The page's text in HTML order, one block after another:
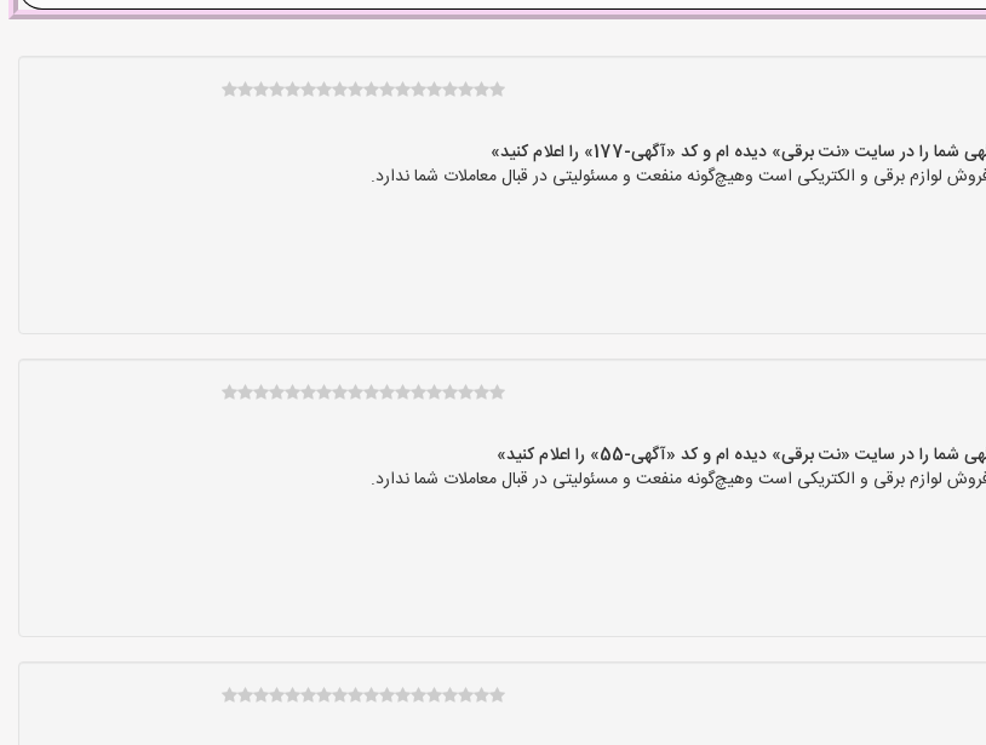
سایت «نت برقی» دیده ام و کد «آگهی-177» را اعلام کنید»
لوازم برقی و الکتریکی است وهیچ‌گونه منفعت و مسئولیتی در قبال معاملات شما ندارد.
در سایت «نت برقی» دیده ام و کد «آگهی-55» را اعلام کنید»
لوازم برقی و الکتریکی است وهیچ‌گونه منفعت و مسئولیتی در قبال معاملات شما ندارد.